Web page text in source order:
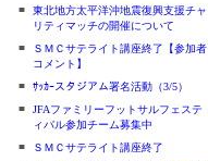
■
東北地方太平洋沖地震復興支援チャ
リティマッチの開催について
■
ＳＭＣサテライト講座終了【参加者
コメント】
■
ｻｯｶｰスタジアム署名活動（3/5）
■
JFAファミリーフットサルフェステ
ィバル参加チーム募集中
■
ＳＭＣサテライト講座終了